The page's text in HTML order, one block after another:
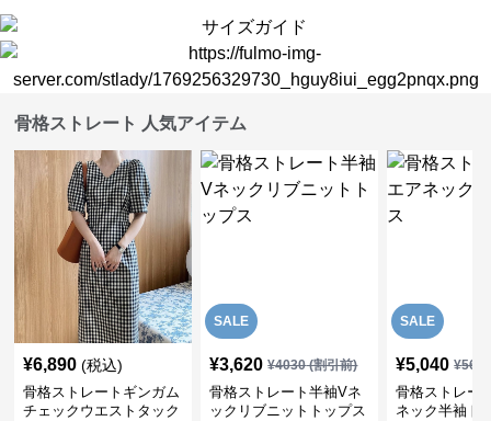
骨格ストレート 人気アイテム
¥6,890 (税込)
骨格ストレートギンガム
チェックウエストタック
SALE
¥3,620 ¥4030(割引前)
骨格ストレート半袖Vネ
ックリブニットトップス
SALE
¥5,040 ¥
骨格ストレー
ネック半袖ト